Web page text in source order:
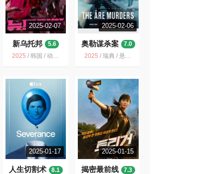
2025-02-07
新乌托邦
5.6
2025 /韩国 / 动作 爱情 惊悚 奇幻
2025-02-06
奥勒谋杀案
7.0
2025 /瑞典 / 悬疑 惊悚 犯罪
2025-01-17
人生切割术
8.1
2025-01-15
揭密最前线
7.3